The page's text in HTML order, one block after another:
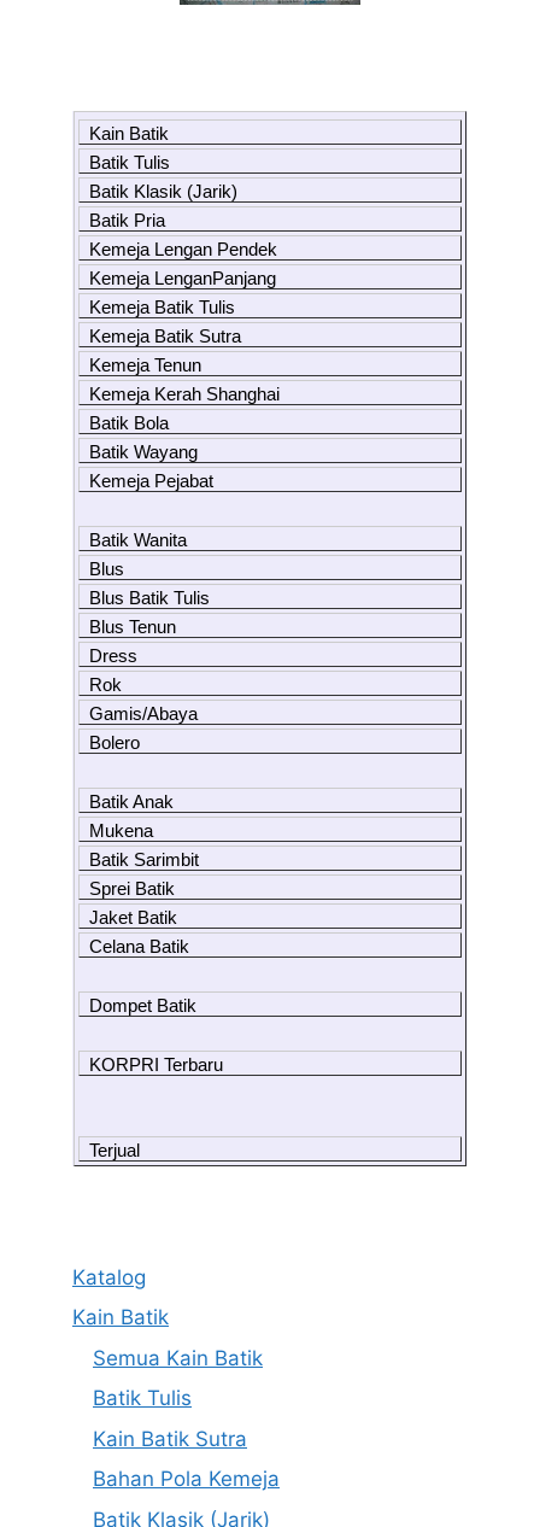
Kain Batik
Batik Tulis
Batik Klasik (Jarik)
Batik Pria
Kemeja Lengan Pendek
Kemeja LenganPanjang
Kemeja Batik Tulis
Kemeja Batik Sutra
Kemeja Tenun
Kemeja Kerah Shanghai
Batik Bola
Batik Wayang
Kemeja Pejabat
Batik Wanita
Blus
Blus Batik Tulis
Blus Tenun
Dress
Rok
Gamis/Abaya
Bolero
Batik Anak
Mukena
Batik Sarimbit
Sprei Batik
Jaket Batik
Celana Batik
Dompet Batik
KORPRI Terbaru
Terjual
Katalog
Kain Batik
Semua Kain Batik
Batik Tulis
Kain Batik Sutra
Bahan Pola Kemeja
Batik Klasik (Jarik)